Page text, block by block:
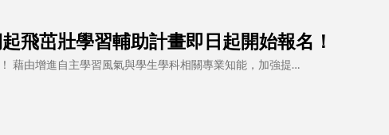
飛茁壯學習輔助計畫即日起開始報名！
藉由增進自主學習風氣與學生學科相關專業知能，加強提…